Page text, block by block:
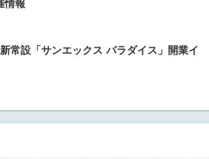
情報
常設「サンエックス パラダイス」開業イ